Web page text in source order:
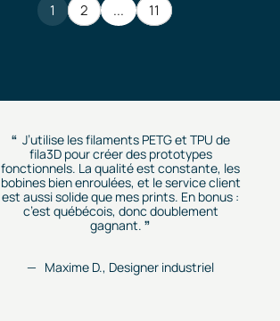
1 2 ... 11
J’utilise les filaments PETG et TPU de
fila3D pour créer des prototypes
fonctionnels. La qualité est constante, les
bobines bien enroulées, et le service client
est aussi solide que mes prints. En bonus :
c’est québécois, donc doublement
gagnant.
Maxime D., Designer industriel